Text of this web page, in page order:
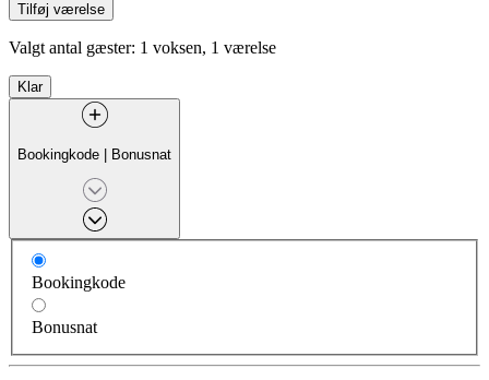
Tilføj værelse
Valgt antal gæster: 1 voksen, 1 værelse
Klar
Bookingkode | Bonusnat
Bookingkode
Bonusnat